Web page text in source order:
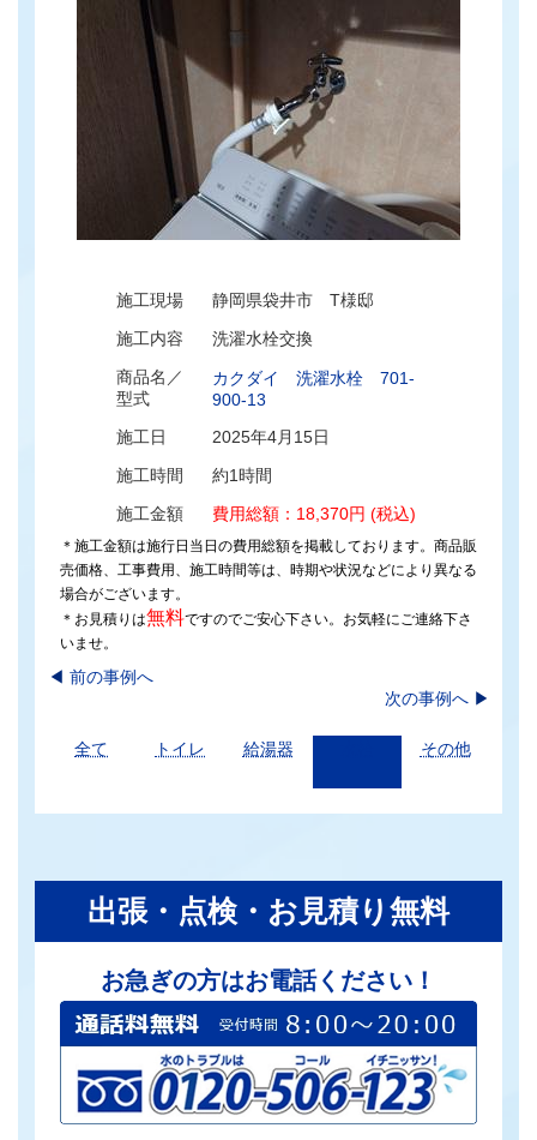
施工現場
静岡県袋井市 T様邸
施工内容
洗濯水栓交換
商品名／
型式
カクダイ 洗濯水栓 701-
900-13
施工日
2025年4月15日
施工時間
約1時間
施工金額
費用総額：18,370円 (税込)
＊施工金額は施行日当日の費用総額を掲載しております。商品販
売価格、工事費用、施工時間等は、時期や状況などにより異なる
場合がございます。
＊お見積りは無料ですのでご安心下さい。お気軽にご連絡下さ
いませ。
◀︎ 前の事例へ
次の事例へ ▶
全て トイレ 給湯器 その他
出張・点検・お見積り無料
お急ぎの方はお電話ください！